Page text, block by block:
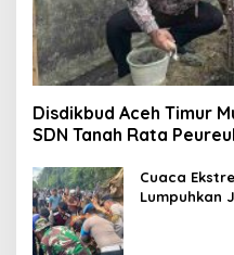
Disdikbud Aceh Timur
SDN Tanah Rata
Cuaca
Lumpuhkan